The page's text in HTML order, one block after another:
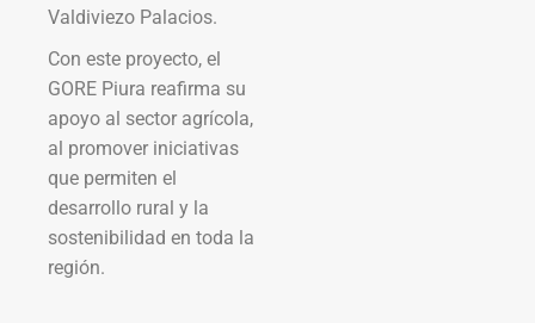
Valdiviezo Palacios.
Con este proyecto, el
GORE Piura reafirma su
apoyo al sector agrícola,
al promover iniciativas
que permiten el
desarrollo rural y la
sostenibilidad en toda la
región.